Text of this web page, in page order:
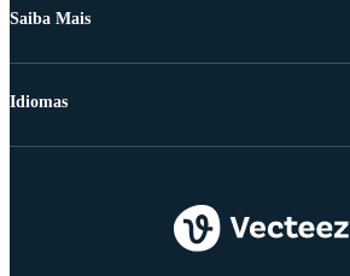
Saiba Mais
Idiomas